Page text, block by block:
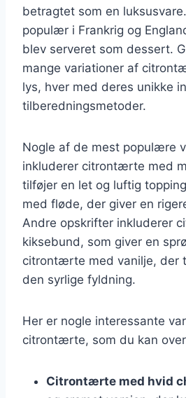
betragtet som en
populær i Frankrig og
blev serveret som dessert.
mange variationer af
lys, hver med deres unikke
tilberedningsmetoder.
Nogle af de mest populære
inkluderer citrontærte med
tilføjer en let og luftig
med fløde, der giver en
Andre opskrifter inkluderer
kiksebund, som giver en
citrontærte med vanilje, der
den syrlige fyldning.
Her er nogle interessante
citrontærte, som du kan
Citrontærte med hvid